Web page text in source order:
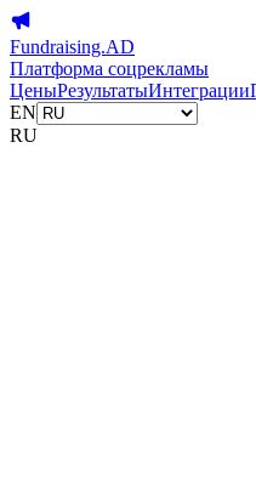
Fundraising.AD
Платформа соцрекламы
ЦеныРезультатыИнтеграции
EN
RU